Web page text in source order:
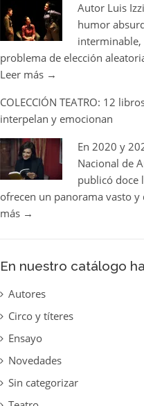
Autor Luis
humor
problema de elección
Leer más →
COLECCIÓN TEATRO: 12
interpelan y emocionan
En 2020 y
Nacional de
publicó doce
ofrecen un panorama vasto
más →
En nuestro catálogo
Autores
Circo y títeres
Ensayo
Novedades
Sin categorizar